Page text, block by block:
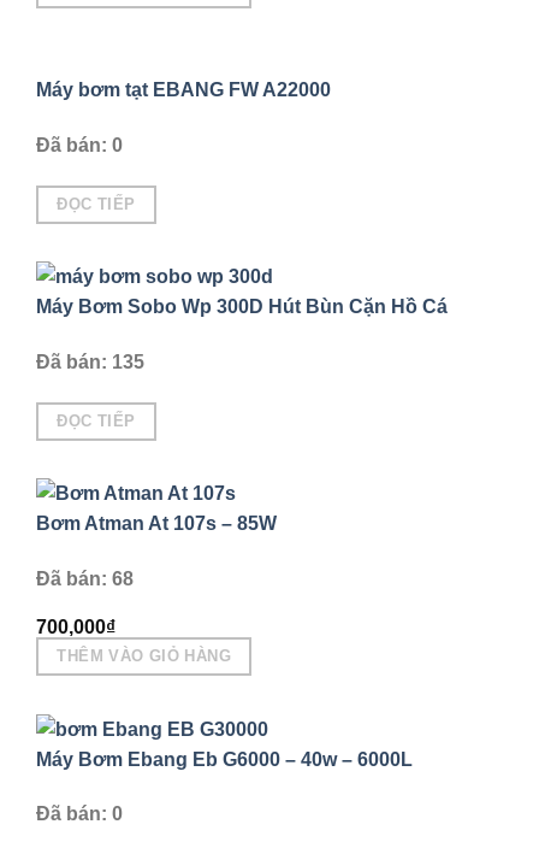
Máy bơm tạt EBANG FW A22000
Đã bán: 0
ĐỌC TIẾP
Máy Bơm Sobo Wp 300D Hút Bùn Cặn Hồ Cá
Đã bán: 135
ĐỌC TIẾP
Bơm Atman At 107s – 85W
Đã bán: 68
700,000₫
THÊM VÀO GIỎ HÀNG
Máy Bơm Ebang Eb G6000 – 40w – 6000L
Đã bán: 0